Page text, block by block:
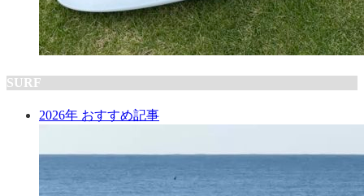
SURF
2026年 おすすめ記事